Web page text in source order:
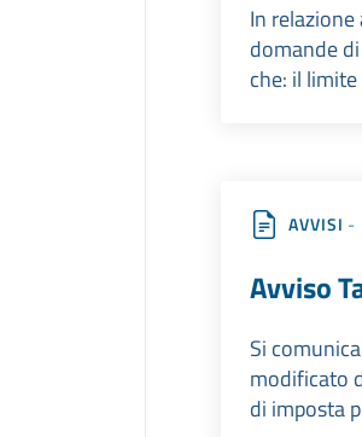
In
domande
che: il
AVVISI -
Avviso
Si
modificato
di imposta